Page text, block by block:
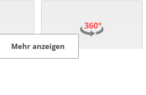
Mehr anzeigen